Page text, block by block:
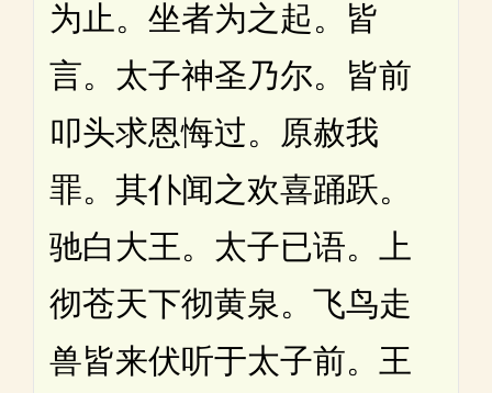
为止。坐者为之起。皆
言。太子神圣乃尔。皆前
叩头求恩悔过。原赦我
罪。其仆闻之欢喜踊跃。
驰白大王。太子已语。上
彻苍天下彻黄泉。飞鸟走
兽皆来伏听于太子前。王